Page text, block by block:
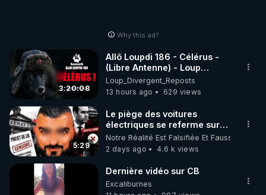
Why this ad?
3:20:08
Allô Loupdi 186 - Célérus -
(Libre Antenne) - Loup
Divergent 2026.08.06
Loup_Divergent_Reposts
13 hours ago
629 views
5:29
Le piège des voitures
électriques se referme sur
les usagers !
Notre Réalité Est Falsifiée Et Fausse
2 days ago
4.6 k views
Dernière vidéo sur CB
Excaliburnes